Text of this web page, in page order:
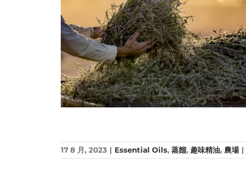
17 8 月, 2023 | Essential Oils, 蒸餾, 趣味精油, 農場 |